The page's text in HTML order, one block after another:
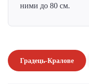
ними до 80 см.
Градець-Кралове